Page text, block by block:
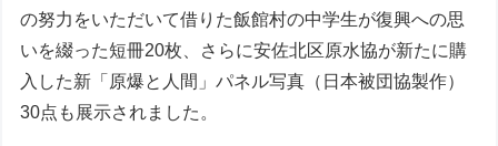
の努力をいただいて借りた飯館村の中学生が復興への思
いを綴った短冊20枚、さらに安佐北区原水協が新たに購
入した新「原爆と人間」パネル写真（日本被団協製作）
30点も展示されました。